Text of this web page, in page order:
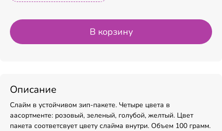
В корзину
Описание
Слайм в устойчивом зип-пакете. Четыре цвета в
аасортменте: розовый, зеленый, голубой, желтый. Цвет
пакета соответсвует цвету слайма внутри. Объем 100 грамм.